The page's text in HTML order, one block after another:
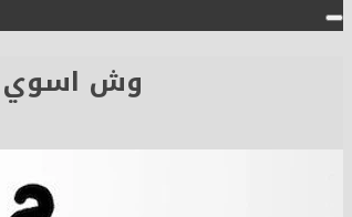
وش اسوي :